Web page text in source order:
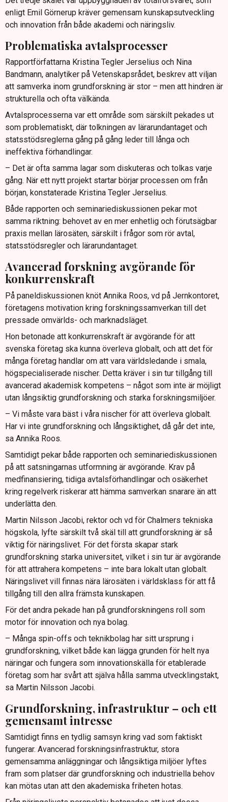
enligt Emil Görnerup kräver gemensam kunskapsutveckling
och innovation från både akademi och näringsliv.
Problematiska avtalsprocesser
Rapportförfattarna Kristina Tegler Jerselius och Nina
Bandmann, analytiker på Vetenskapsrådet, beskrev att viljan
att samverka inom grundforskning är stor – men att hindren är
strukturella och ofta välkända.
Avtalsprocesserna var ett område som särskilt pekades ut
som problematiskt, där tolkningen av lärarundantaget och
statsstödsreglerna gång på gång leder till långa och
ineffektiva förhandlingar.
– Det är ofta samma lagar som diskuteras och tolkas varje
gång. När ett nytt projekt startar börjar processen om från
början, konstaterade Kristina Tegler Jerselius.
Både rapporten och seminariediskussionen pekar mot
samma riktning: behovet av en mer enhetlig och förutsägbar
praxis mellan lärosäten, särskilt i frågor som rör avtal,
statsstödsregler och lärarundantaget.
Avancerad forskning avgörande för
konkurrenskraft
På paneldiskussionen knöt Annika Roos, vd på Jernkontoret,
företagens motivation kring forskningssamverkan till det
pressade omvärlds- och marknadsläget.
Hon betonade att konkurrenskraft är avgörande för att
svenska företag ska kunna överleva globalt, och att det för
många företag handlar om att vara världsledande i smala,
högspecialiserade nischer. Detta kräver i sin tur tillgång till
avancerad akademisk kompetens – något som inte är möjligt
utan långsiktig grundforskning och starka forskningsmiljöer.
– Vi måste vara bäst i våra nischer för att överleva globalt.
Har vi inte grundforskning och långsiktighet, då går det inte,
sa Annika Roos.
Samtidigt pekar både rapporten och seminariediskussionen
på att satsningarnas utformning är avgörande. Krav på
medfinansiering, tidiga avtalsförhandlingar och osäkerhet
kring regelverk riskerar att hämma samverkan snarare än att
underlätta den.
Martin Nilsson Jacobi, rektor och vd för Chalmers tekniska
högskola, lyfte särskilt två skäl till att grundforskning är så
viktig för näringslivet. För det första skapar stark
grundforskning starka universitet, vilket i sin tur är avgörande
för att attrahera kompetens – inte bara lokalt utan globalt.
Näringslivet vill finnas nära lärosäten i världsklass för att få
tillgång till den allra främsta kunskapen.
För det andra pekade han på grundforskningens roll som
motor för innovation och nya bolag.
– Många spin-offs och teknikbolag har sitt ursprung i
grundforskning, vilket både kan lägga grunden för helt nya
näringar och fungera som innovationskälla för etablerade
företag som har svårt att själva hålla samma utvecklingstakt,
sa Martin Nilsson Jacobi.
Grundforskning, infrastruktur – och ett
gemensamt intresse
Samtidigt finns en tydlig samsyn kring vad som faktiskt
fungerar. Avancerad forskningsinfrastruktur, stora
gemensamma anläggningar och långsiktiga miljöer lyftes
fram som platser där grundforskning och industriella behov
kan mötas utan att den akademiska friheten hotas.